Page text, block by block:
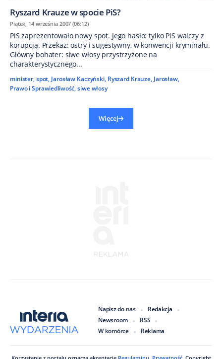
Ryszard Krauze w spocie PiS?
Piątek, 14 września 2007 (06:12)
PiS zaprezentowało nowy spot. Jego hasło: tylko PiS walczy z
korupcją. Przekaz: ostry i sugestywny, w konwencji kryminału.
Główny bohater: siwe włosy przystrzyżone na
charakterystycznego...
minister,spot, Jarosław Kaczyński, Ryszard Krauze, Jarosław,
Prawo i Sprawiedliwość,siwe włosy
Więcej
Napisz do nas
Redakcja
Newsroom
RSS
W komórce
Reklama